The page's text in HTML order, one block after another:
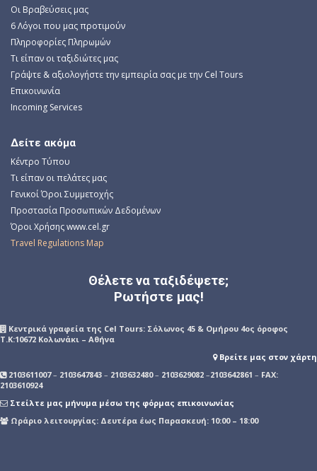
Οι Βραβεύσεις μας
6 Λόγοι που μας προτιμούν
Πληροφορίες Πληρωμών
Τι είπαν οι ταξιδιώτες μας
Γράψτε & αξιολογήστε την εμπειρία σας με την Cel Tours
Επικοινωνία
Incoming Services
Δείτε ακόμα
Κέντρο Τύπου
Τι είπαν οι πελάτες μας
Γενικοί Όροι Συμμετοχής
Προστασία Προσωπικών Δεδομένων
Όροι Χρήσης www.cel.gr
Travel Regulations Map
Θέλετε να ταξιδέψετε;
Ρωτήστε μας!
Kεντρικά γραφεία της Cel Tours: Σόλωνος 45 & Ομήρου 4ος όροφος
Τ.Κ:10672 Κολωνάκι – Αθήνα
Βρείτε μας στον χάρτη
2103611007– 2103647843 – 2103632480– 2103629082 –2103642861 – FAX:
2103610924
Στείλτε μας μήνυμα μέσω της φόρμας επικοινωνίας
Ωράριο λειτουργίας: Δευτέρα έως Παρασκευή: 10:00 – 18:00